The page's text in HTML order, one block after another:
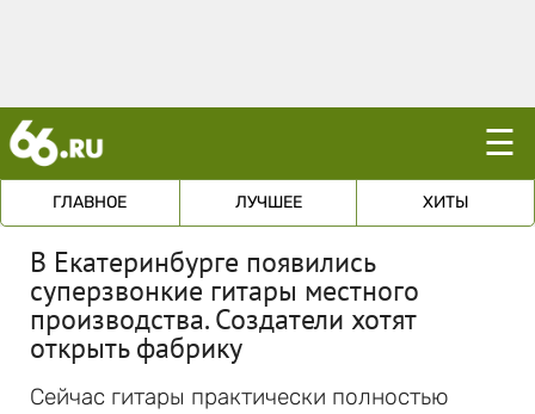
☰
ГЛАВНОЕ ЛУЧШЕЕ ХИТЫ
В Екатеринбурге появились
суперзвонкие гитары местного
производства. Создатели хотят
открыть фабрику
Сейчас гитары практически полностью